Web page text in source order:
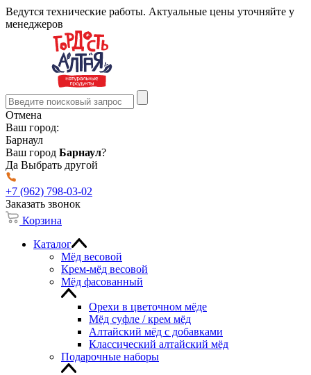
Ведутся технические работы. Актуальные цены уточняйте у
менеджеров
Отмена
Ваш город:
Барнаул
Ваш город Барнаул?
Да Выбрать другой
+7 (962) 798-03-02
Заказать звонок
Корзина
Каталог
Мёд весовой
Крем-мёд весовой
Мёд фасованный
Орехи в цветочном мёде
Мёд суфле / крем мёд
Алтайский мёд с добавками
Классический алтайский мёд
Подарочные наборы